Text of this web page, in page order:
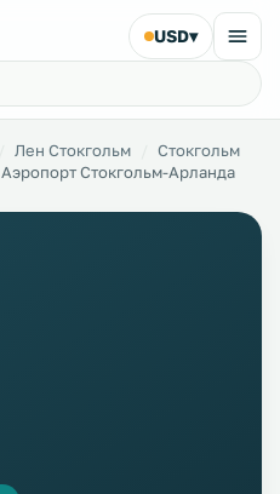
USD▾
Лен Стокгольм
Стокгольм
Аэропорт Стокгольм-Арланда